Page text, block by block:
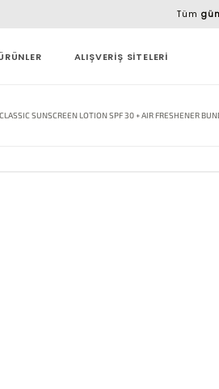
Tüm
ALIŞVERİŞ SİTELERİ
SUNSCREEN LOTION SPF 30 + AIR FRESHENER